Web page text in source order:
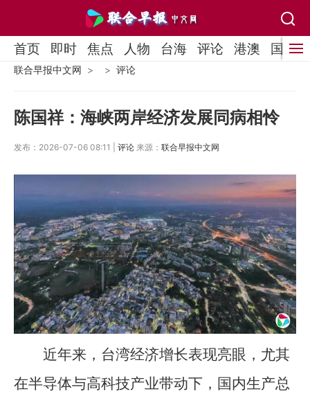
首页 即时 焦点 人物 台海 评论 港澳 国际
联合早报中文网 评论
陈国祥：海峡两岸经济发展同病相怜
发布：2026-07-06 08:11 | 评论 来源： 联合早报中文网
近年来，台湾经济增长表现亮眼，尤其
在半导体与高科技产业带动下，国内生产总